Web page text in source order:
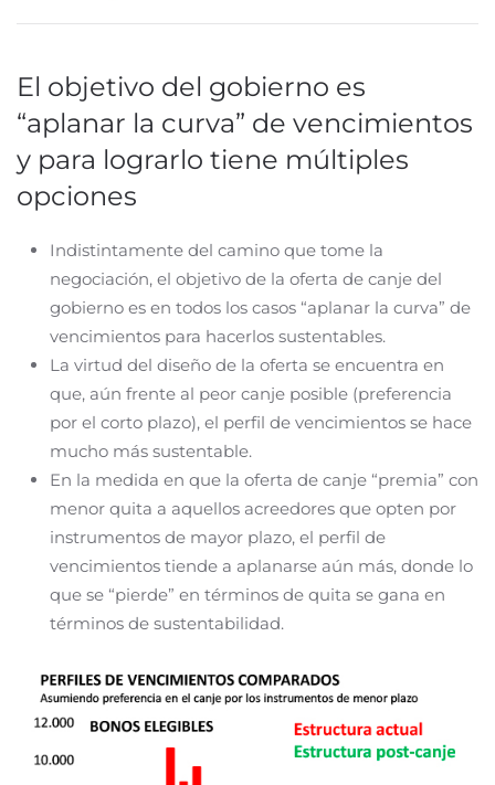
El objetivo del gobierno es
“aplanar la curva” de vencimientos
y para lograrlo tiene múltiples
opciones
Indistintamente del camino que tome la
negociación, el objetivo de la oferta de canje del
gobierno es en todos los casos “aplanar la curva” de
vencimientos para hacerlos sustentables.
La virtud del diseño de la oferta se encuentra en
que, aún frente al peor canje posible (preferencia
por el corto plazo), el perfil de vencimientos se hace
mucho más sustentable.
En la medida en que la oferta de canje “premia” con
menor quita a aquellos acreedores que opten por
instrumentos de mayor plazo, el perfil de
vencimientos tiende a aplanarse aún más, donde lo
que se “pierde” en términos de quita se gana en
términos de sustentabilidad.